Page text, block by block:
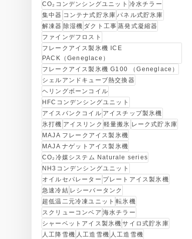
CO₂コンデンシングユニット 冷水チラー
集中器 コンテナ式貯氷庫 パネル式貯氷庫
解凍器 除湿機 ダクト工事 蒸発式凝縮器
ファインデフロスト
フレークアイス製氷機 ICE
PACK（Geneglace）
フレークアイス製氷機 G100 （Geneglace）
シェルアンドキューブ熱交換器
ヘリングボーンコイル
HFCコンデンシングユニット
アイスバンクコイル アイスチップ製氷機
氷打機 アイスリンク 軽量搬氷 レーク式貯氷庫
MAJA フレークアイス製氷機
MAJA ナゲットアイス製氷機
CO₂冷媒システム Naturale series
NH3コンデンシングユニット
オイルセパレーター プレートアイス製氷機
急速冷結 レシーバータンク
超低温二元冷凍ユニット 転氷機
スクリューコンベア 海水チラー
シャーベットアイス製氷機 サイロ式貯氷庫
人工降雪機 人工造雪機 人工造雪機